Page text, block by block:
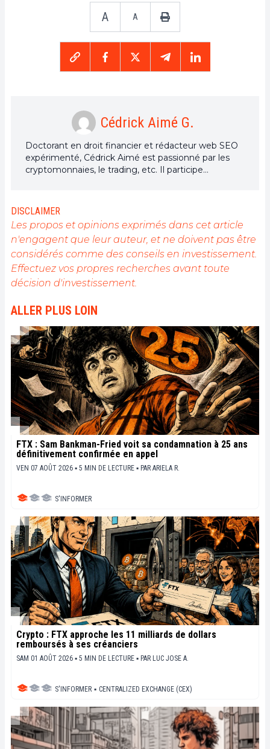
A A
Cédrick Aimé G.
Doctorant en droit financier et rédacteur web SEO
expérimenté, Cédrick Aimé est passionné par les
cryptomonnaies, le trading, etc. Il participe
démocratisation de la DeFi.
DISCLAIMER
Les propos et opinions exprimés dans cet article
n'engagent que leur auteur, et ne doivent pas être
considérés comme des conseils en investissement.
Effectuez vos propres recherches avant toute
décision d'investissement.
ALLER PLUS LOIN
FTX : Sam Bankman-Fried voit sa condamnation à 25 ans
définitivement confirmée en appel
VEN 07 AOÛT 2026 ▪ 5 MIN DE LECTURE ▪ PAR ARIELA R.
S'INFORMER
Crypto : FTX approche les 11 milliards de dollars
remboursés à ses créanciers
SAM 01 AOÛT 2026 ▪ 5 MIN DE LECTURE ▪ PAR LUC JOSE A.
S'INFORMER ▪ CENTRALIZED EXCHANGE (CEX)